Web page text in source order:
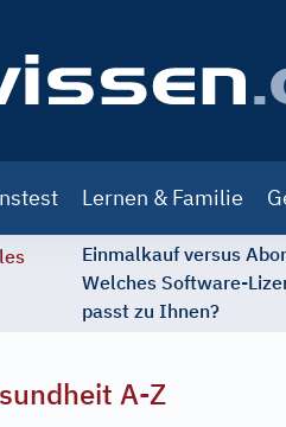
Lernen & Familie
Einmalkauf versus
Welches Software-
passt zu Ihnen?
A-Z